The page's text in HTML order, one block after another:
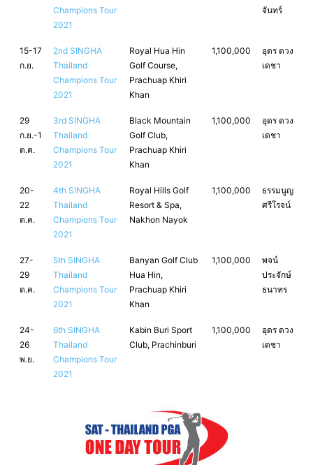
Champions Tour
2021
จันทร์
15-17
ก.ย.
2nd SINGHA
Thailand
Champions Tour
2021
Royal Hua Hin
Golf Course,
Prachuap Khiri
Khan
1,100,000
อุดร ดวง
เดชา
29
ก.ย.-1
ต.ค.
3rd SINGHA
Thailand
Champions Tour
2021
Black Mountain
Golf Club,
Prachuap Khiri
Khan
1,100,000
อุดร ดวง
เดชา
20-
22
ต.ค.
4th SINGHA
Thailand
Champions Tour
2021
Royal Hills Golf
Resort & Spa,
Nakhon Nayok
1,100,000
ธรรมนูญ
ศรีโรจน์
27-
29
ต.ค.
5th SINGHA
Thailand
Champions Tour
2021
Banyan Golf Club
Hua Hin,
Prachuap Khiri
Khan
1,100,000
พจน์
ประจักษ์
ธนาทร
24-
26
พ.ย.
6th SINGHA
Thailand
Champions Tour
2021
Kabin Buri Sport
Club, Prachinburi
1,100,000
อุดร ดวง
เดชา